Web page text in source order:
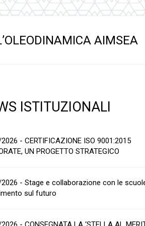
AIMSEA
ISTITUZIONALI
- CERTIFICAZIONE ISO 9001:2015
UN PROGETTO STRATEGICO
- Stage e collaborazione con le
sul futuro